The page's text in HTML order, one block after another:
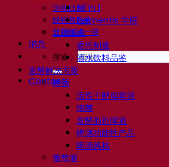
活动日历
经销商名单
让我们谈一谈
消息
搜索：
Contact
All In 1
Fermentis 学院
其他服务
委托制造
酒水饮料品鉴
发酵解决方案
啤酒
活性干酵母啤酒
细菌
发酵助剂啤酒
啤酒功能性产品
啤酒风格
葡萄酒